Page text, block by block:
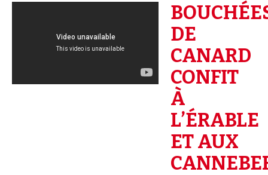
DE
CANARD
CONFIT
À
L’ÉRABLE
ET AUX